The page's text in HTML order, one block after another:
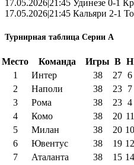
17.05.2026|21:45 Удинезе 0-1
17.05.2026|21:45 Кальяри 2-1
Турнирная таблица Серии А
Место Команда Игры В Н
1
Интер 38 27 6
2
Наполи 38 23 7
3
Рома 38 23 4
4
Комо 38 20 11
5
Милан 38 20 10
6
Ювентус 38 19 12
7
Аталанта 38 15 14